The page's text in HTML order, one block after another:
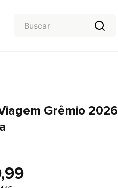
Grêmio 2026
,99